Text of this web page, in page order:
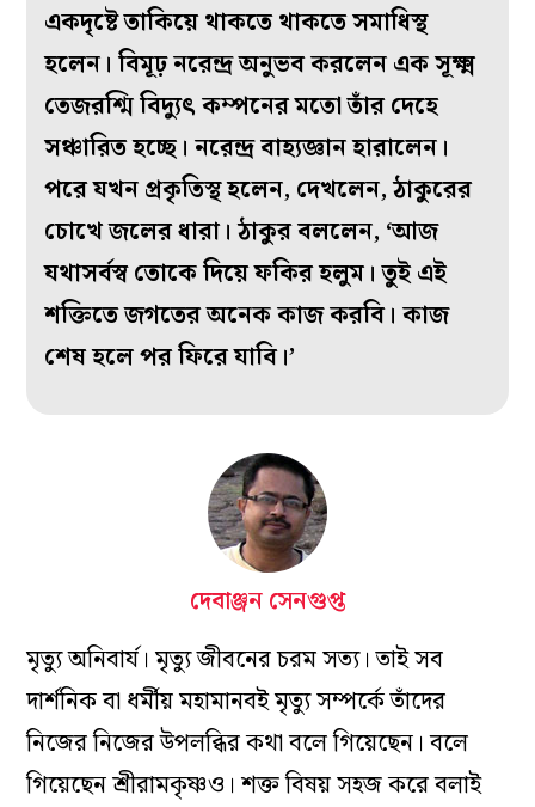
একদৃষ্টে তাকিয়ে থাকতে থাকতে সমাধিস্থ
হলেন। বিমূঢ় নরেন্দ্র অনুভব করলেন এক সূক্ষ্ম
তেজরশ্মি বিদ্যুৎ কম্পনের মতো তাঁর দেহে
সঞ্চারিত হচ্ছে। নরেন্দ্র বাহ্যজ্ঞান হারালেন।
পরে যখন প্রকৃতিস্থ হলেন, দেখলেন, ঠাকুরের
চোখে জলের ধারা। ঠাকুর বললেন, ‘আজ
যথাসর্বস্ব তোকে দিয়ে ফকির হলুম। তুই এই
শক্তিতে জগতের অনেক কাজ করবি। কাজ
শেষ হলে পর ফিরে যাবি।’
দেবাঞ্জন সেনগুপ্ত
মৃত্যু অনিবার্য। মৃত্যু জীবনের চরম সত্য। তাই সব
দার্শনিক বা ধর্মীয় মহামানবই মৃত্যু সম্পর্কে তাঁদের
নিজের নিজের উপলব্ধির কথা বলে গিয়েছেন। বলে
গিয়েছেন শ্রীরামকৃষ্ণও। শক্ত বিষয় সহজ করে বলাই